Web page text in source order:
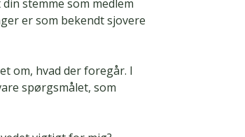
stemme som medlem
er som bekendt sjovere
om, hvad der foregår. I
spørgsmålet, som